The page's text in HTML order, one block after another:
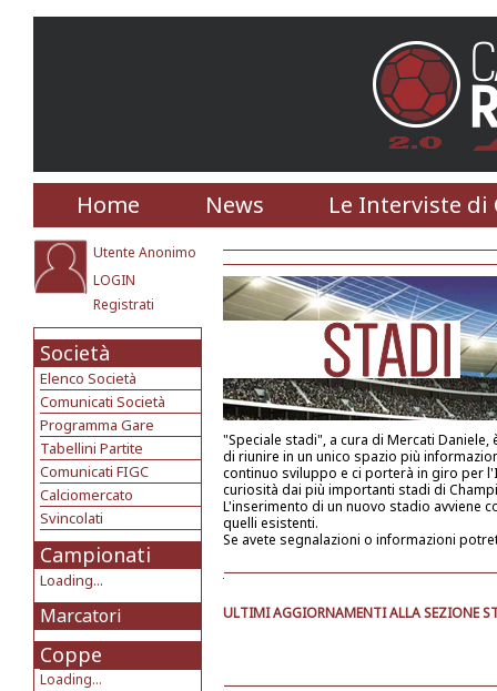
Home News Le Interviste di
Utente Anonimo
LOGIN
Registrati
Società
Elenco Società
Comunicati Società
Programma Gare
Tabellini Partite
Comunicati FIGC
Calciomercato
Svincolati
Campionati
Loading...
Marcatori
Coppe
Loading...
"Speciale stadi", a cura di Mercati
di riunire in un unico spazio più
continuo sviluppo e ci porterà in giro per
curiosità dai più importanti stadi di
L'inserimento di un nuovo stadio avviene
quelli esistenti.
Se avete segnalazioni o informazioni
ULTIMI AGGIORNAMENTI ALLA SEZIONE